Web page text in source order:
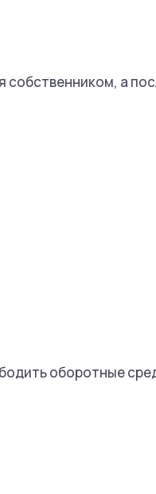
собственником, а
оборотные